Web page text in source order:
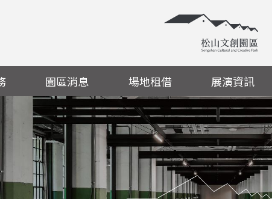
園區消息 場地租借 展演資訊